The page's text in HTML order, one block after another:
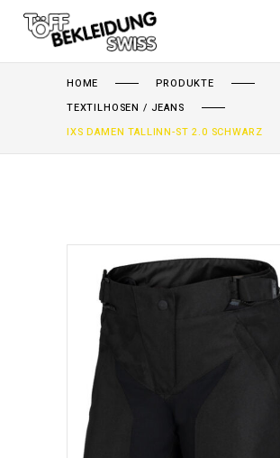
HOME
PRODUKTE
TEXTILHOSEN / JEANS
IXS DAMEN TALLINN-ST 2.0 SCHWARZ